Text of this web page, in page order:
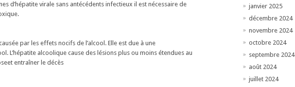
d’hépatite virale sans antécédents infectieux il est nécessaire de
par les effets nocifs de l’alcool. Elle est due à une
L’hépatite alcoolique cause des lésions plus ou moins étendues au
entraîner le décès
janvier 2025
décembre 2024
novembre 2024
octobre 2024
septembre 2024
août 2024
juillet 2024